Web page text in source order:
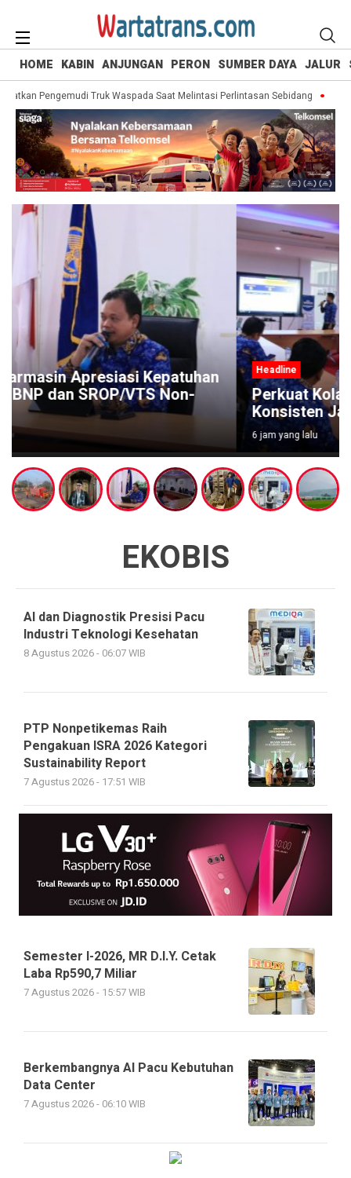
HOME KABIN ANJUNGAN PERON SUMBER DAYA JALUR
Pengemudi Truk Waspada Saat Melintasi Perlintasan Sebidang
Headline
Perkuat Kolaborasi, Disnav Banjarmasin
Konsisten Jaga Keselamatan Pelayaran
6 jam yang lalu
EKOBIS
AI dan Diagnostik Presisi Pacu
Industri Teknologi Kesehatan
8 Agustus 2026 - 06:07 WIB
PTP Nonpetikemas Raih
Pengakuan ISRA 2026 Kategori
Sustainability Report
7 Agustus 2026 - 17:51 WIB
Semester I-2026, MR D.I.Y. Cetak
Laba Rp590,7 Miliar
7 Agustus 2026 - 15:57 WIB
Berkembangnya AI Pacu Kebutuhan
Data Center
7 Agustus 2026 - 06:10 WIB